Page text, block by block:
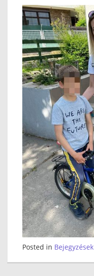
Posted in Bejegyzések